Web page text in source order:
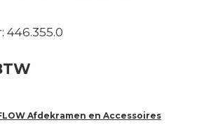
Afdekramen en Accessoires